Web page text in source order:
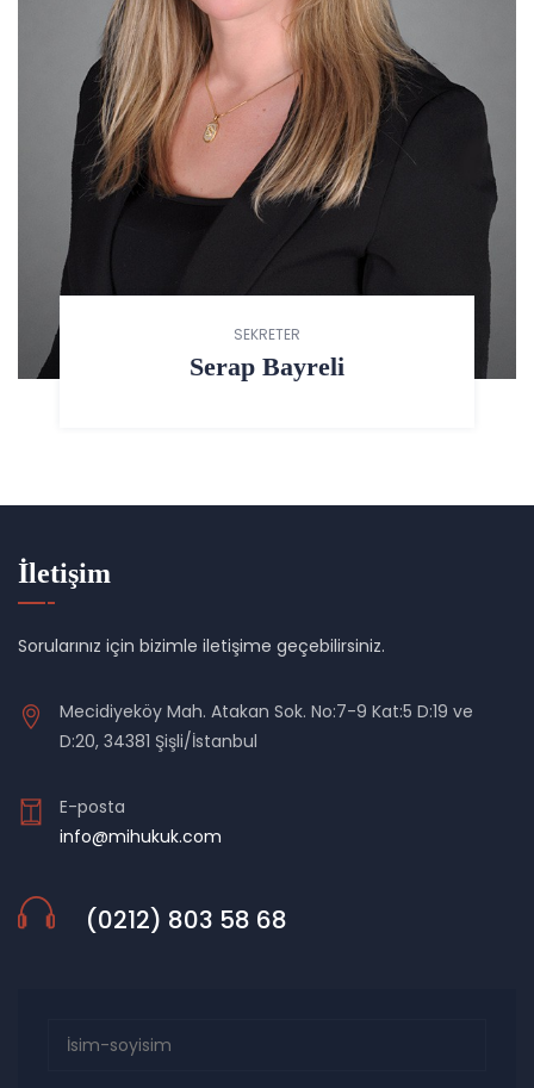
SEKRETER
Serap Bayreli
İletişim
Sorularınız için bizimle iletişime geçebilirsiniz.
Mecidiyeköy Mah. Atakan Sok. No:7-9 Kat:5 D:19 ve
D:20, 34381 Şişli/İstanbul
E-posta
info@mihukuk.com
(0212) 803 58 68